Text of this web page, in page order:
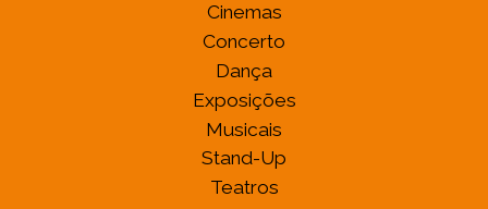
Cinemas
Concerto
Dança
Exposições
Musicais
Stand-Up
Teatros